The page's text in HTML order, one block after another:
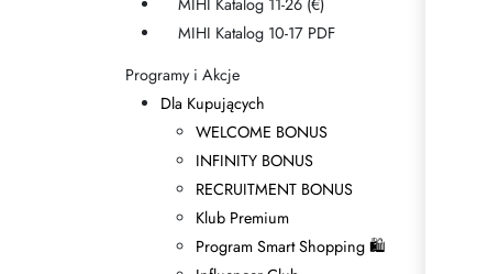
Zasady dziedziczenia
MIHI Katalog 11-26 (€)
MIHI Katalog 10-17 PDF
Programy i Akcje
Dla Kupujących
WELCOME BONUS
INFINITY BONUS
RECRUITMENT BONUS
Klub Premium
Program Smart Shopping 🛍